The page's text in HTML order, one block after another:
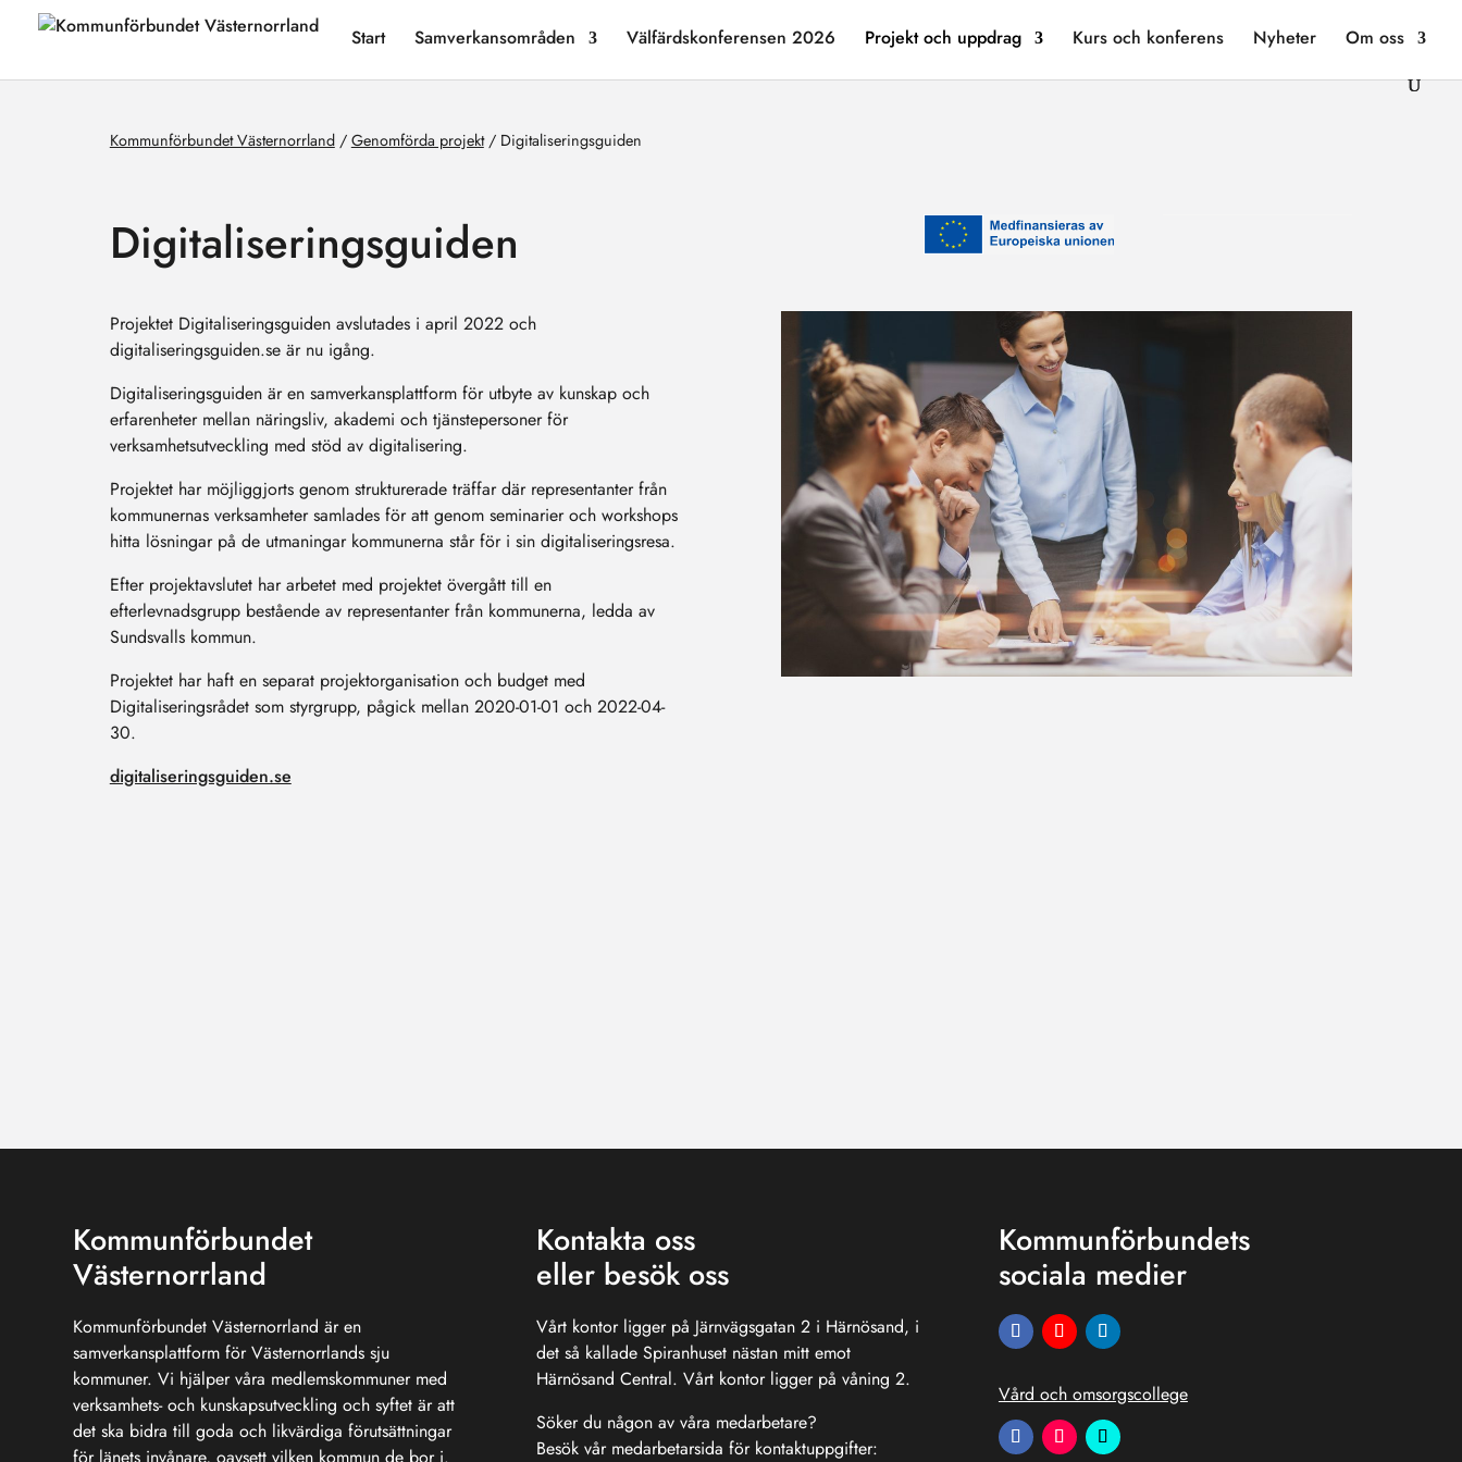
Start Samverkansområden Välfärdskonferensen 2026 Projekt och uppdrag Kurs och konferens Nyheter Om oss
Kommunförbundet Västernorrland/ Genomförda projekt/ Digitaliseringsguiden
Digitaliseringsguiden
Projektet Digitaliseringsguiden avslutades i april 2022 och
digitaliseringsguiden.se är nu igång.
Digitaliseringsguiden är en samverkansplattform för utbyte av kunskap och
erfarenheter mellan näringsliv, akademi och tjänstepersoner för
verksamhetsutveckling med stöd av digitalisering.
Projektet har möjliggjorts genom strukturerade träffar där representanter från
kommunernas verksamheter samlades för att genom seminarier och workshops
hitta lösningar på de utmaningar kommunerna står för i sin digitaliseringsresa.
Efter projektavslutet har arbetet med projektet övergått till en
efterlevnadsgrupp bestående av representanter från kommunerna, ledda av
Sundsvalls kommun.
Projektet har haft en separat projektorganisation och budget med
Digitaliseringsrådet som styrgrupp, pågick mellan 2020-01-01 och 2022-04-
30.
digitaliseringsguiden.se
Kommunförbundet
Västernorrland
Kommunförbundet Västernorrland är en
samverkansplattform för Västernorrlands sju
kommuner. Vi hjälper våra medlemskommuner med
verksamhets- och kunskapsutveckling och syftet är att
det ska bidra till goda och likvärdiga förutsättningar
för länets invånare, oavsett vilken kommun de bor i.
Kontakta oss
eller besök oss
Vårt kontor ligger på Järnvägsgatan 2 i Härnösand, i
det så kallade Spiranhuset nästan mitt emot
Härnösand Central. Vårt kontor ligger på våning 2.
Söker du någon av våra medarbetare?
Besök vår medarbetarsida för kontaktuppgifter:
Kommunförbundets
sociala medier
Vård och omsorgscollege